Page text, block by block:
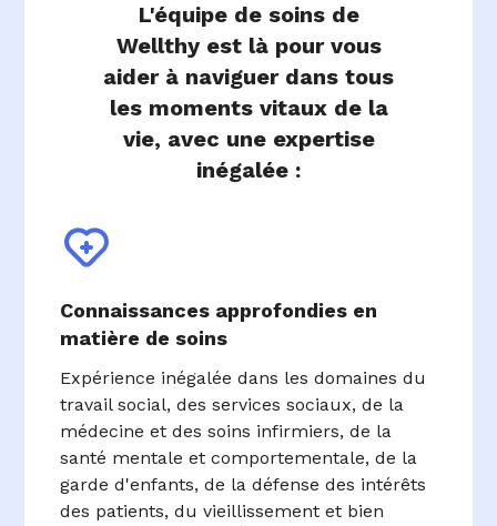
L'équipe de soins de
Wellthy est là pour vous
aider à naviguer dans tous
les moments vitaux de la
vie, avec une expertise
inégalée :
Connaissances approfondies en
matière de soins
Expérience inégalée dans les domaines du
travail social, des services sociaux, de la
médecine et des soins infirmiers, de la
santé mentale et comportementale, de la
garde d'enfants, de la défense des intérêts
des patients, du vieillissement et bien